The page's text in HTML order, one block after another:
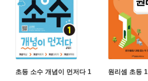
초등 소수 개념이 먼저다 1 원리셈 초등